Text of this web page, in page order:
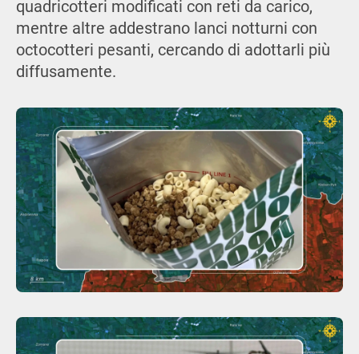
quadricotteri modificati con reti da carico,
mentre altre addestrano lanci notturni con
octocotteri pesanti, cercando di adottarli più
diffusamente.